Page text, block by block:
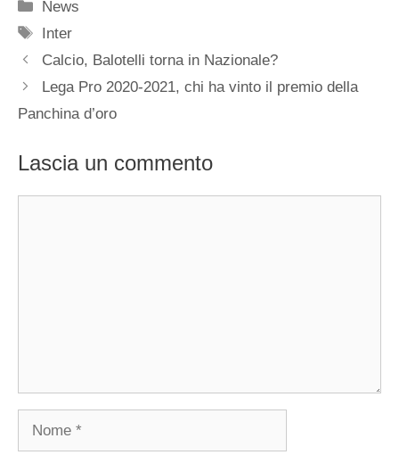
Categorie
News
Tag
Inter
Calcio, Balotelli torna in Nazionale?
Lega Pro 2020-2021, chi ha vinto il premio della
Panchina d’oro
Lascia un commento